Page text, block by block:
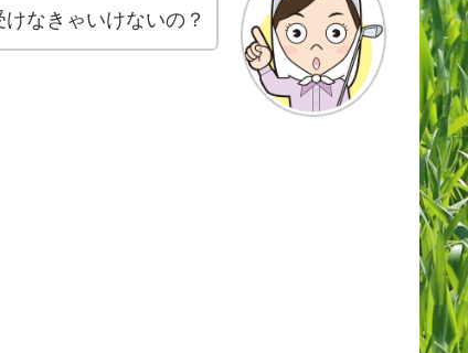
なきゃいけないの？